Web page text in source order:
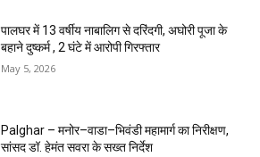
पालघर में 13 वर्षीय नाबालिग से दरिंदगी, अघोरी पूजा के
बहाने दुष्कर्म , 2 घंटे में आरोपी गिरफ्तार
May 5, 2026
Palghar – मनोर–वाडा–भिवंडी महामार्ग का निरीक्षण,
सांसद डॉ. हेमंत सवरा के सख्त निर्देश